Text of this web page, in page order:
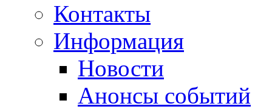
Контакты
Информация
Новости
Анонсы событий